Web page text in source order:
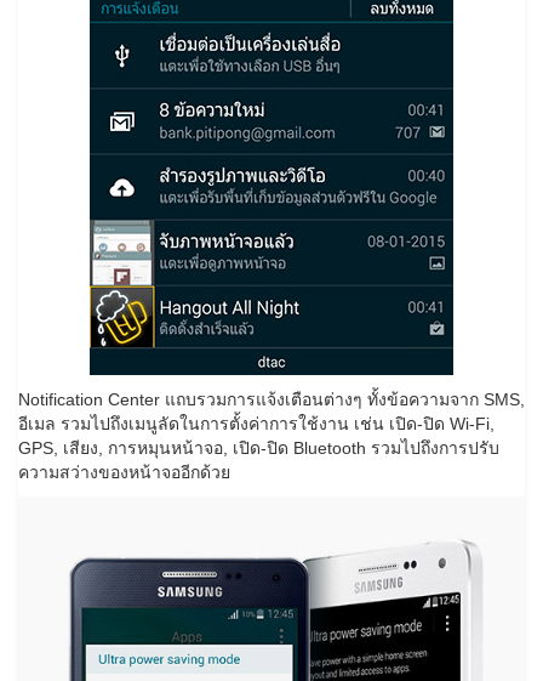
Notification Center แถบรวมการแจ้งเตือนต่างๆ ทั้งข้อความจาก SMS,
อีเมล รวมไปถึงเมนูลัดในการตั้งค่าการใช้งาน เช่น เปิด-ปิด Wi-Fi,
GPS, เสียง, การหมุนหน้าจอ, เปิด-ปิด Bluetooth รวมไปถึงการปรับ
ความสว่างของหน้าจออีกด้วย